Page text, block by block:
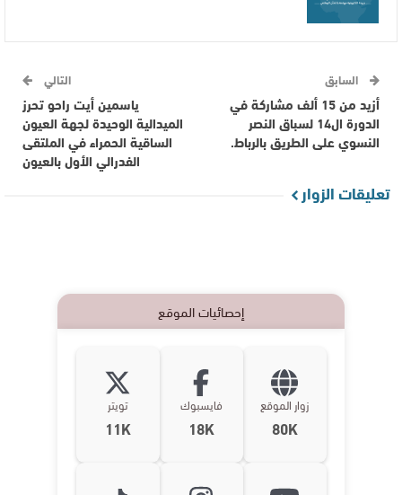
السابق
أزيد من 15 ألف مشاركة في
الدورة ال14 لسباق النصر
النسوي على الطريق بالرباط.
التالي
ياسمين أيت راحو تحرز
الميدالية الوحيدة لجهة العيون
الساقية الحمراء في الملتقى
الفدرالي الأول بالعيون
تعليقات الزوار
إحصائيات الموقع
زوار الموقع
80K
فايسبوك
18K
تويتر
11K